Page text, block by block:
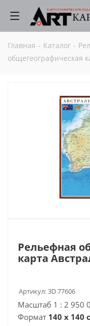
Главная - Каталог -
общегеографическая
Рельефная
карта
Артикул:3D 77606
Масштаб 1 : 2 950
Формат 140 x 140